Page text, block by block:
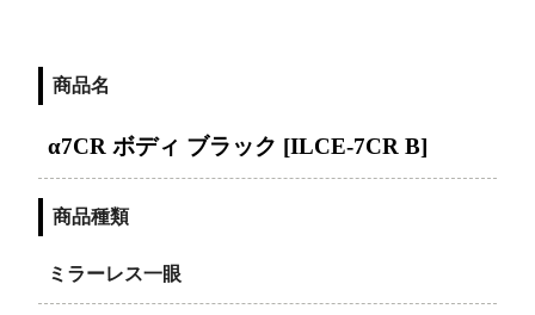
商品名
α7CR ボディ ブラック [ILCE-7CR B]
商品種類
ミラーレス一眼